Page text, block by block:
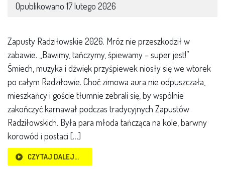
Opublikowano 17 lutego 2026
Zapusty Radziłowskie 2026. Mróz nie przeszkodził w
zabawie. „Bawimy, tańczymy, śpiewamy – super jest!”
Śmiech, muzyka i dźwięk przyśpiewek niosły się we wtorek
po całym Radziłowie. Choć zimowa aura nie odpuszczała,
mieszkańcy i goście tłumnie zebrali się, by wspólnie
zakończyć karnawał podczas tradycyjnych Zapustów
Radziłowskich. Była para młoda tańcząca na kole, barwny
korowód i postaci […]
CZYTAJ DALEJ…